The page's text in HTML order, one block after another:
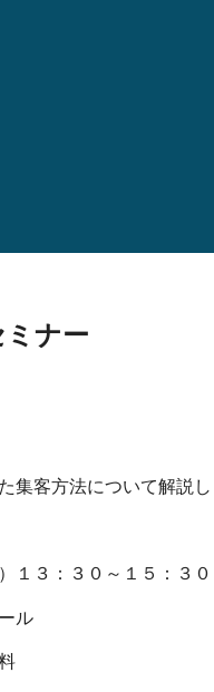
ナー
客方法について解説し
１３：３０～１５：３０
ル